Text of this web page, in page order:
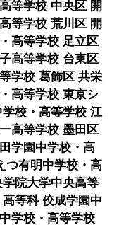
等学校 中央区 開
等学校 荒川区 開
高等学校 足立区
高等学校 台東区
学校 葛飾区 共栄
高等学校 東京シ
校・高等学校 江
高等学校 墨田区
学園中学校・高
つ有明中学校・高
院大学中央高等
等科 佼成学園中
学校・高等学校